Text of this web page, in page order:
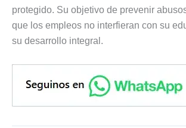
protegido. Su objetivo de prevenir
que los empleos no interfieran con su
su desarrollo integral.